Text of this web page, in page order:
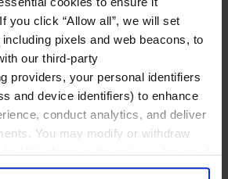
you click “Allow all”, we will set
pixels and web beacons, to
our third-party
providers, your personal identifiers
and device identifiers) to enhance
conduct analytics, and deliver
You may modify or withdraw
US, object to the sale or sharing of
advertising, by clicking “Do Not
询团队